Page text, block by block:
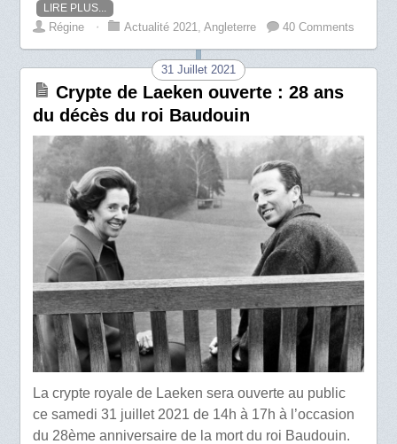
LIRE PLUS...
Régine ⋅ Actualité 2021 ,Angleterre 40 Comments
31 Juillet 2021
Crypte de Laeken ouverte : 28 ans
du décès du roi Baudouin
La crypte royale de Laeken sera ouverte au public
ce samedi 31 juillet 2021 de 14h à 17h à l’occasion
du 28ème anniversaire de la mort du roi Baudouin.